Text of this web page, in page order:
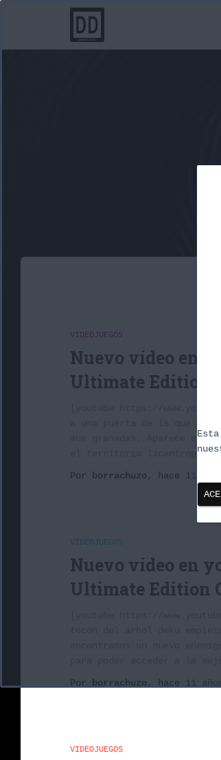
VIDEOJUEGOS
Nuevo vídeo en
Ultimate Edition
[youtube https://
sus granadas. Aparece el
el territorio licantropo.
Por
borrachuzo , hace 11 años
VIDEOJUEGOS
Nuevo vídeo en
Ultimate Edition
Por
borrachuzo , hace 11
VIDEOJUEGOS